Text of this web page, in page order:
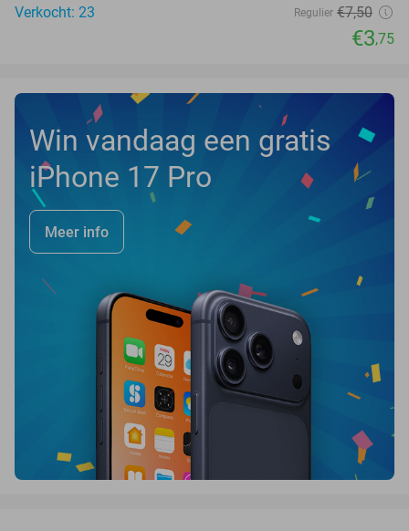
Verkocht: 23
Regulier €7,50
€3,75
Win vandaag een gratis
iPhone 17 Pro
Meer info